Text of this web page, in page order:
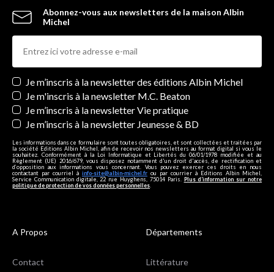
Abonnez-vous aux newsletters de la maison Albin
Michel
Newsletters
Je m’inscris à la newsletter des éditions Albin Michel
Je m'inscris à la newsletter M.C. Beaton
Je m’inscris à la newsletter Vie pratique
Je m’inscris à la newsletter Jeunesse & BD
Les informations dans ce formulaire sont toutes obligatoires, et sont collectées et traitées par
la société Editions Albin Michel, afin de recevoir nos newsletters au format digital si vous le
souhaitez. Conformément à la Loi Informatique et Libertés du 06/01/1978 modifiée et au
Règlement (UE) 2016/679, vous disposez notamment d'un droit d'accès, de rectification et
d’opposition aux informations vous concernant. Vous pouvez exercer ces droits en nous
contactant par courriel à info-site@albin-michel.fr ou par courrier à Editions Albin Michel,
Service Communication digitale, 22 rue Huyghens, 75014 Paris. Plus d’information sur notre
politique de protection de vos données personnelles.
A Propos
Contact
Départements
Littérature